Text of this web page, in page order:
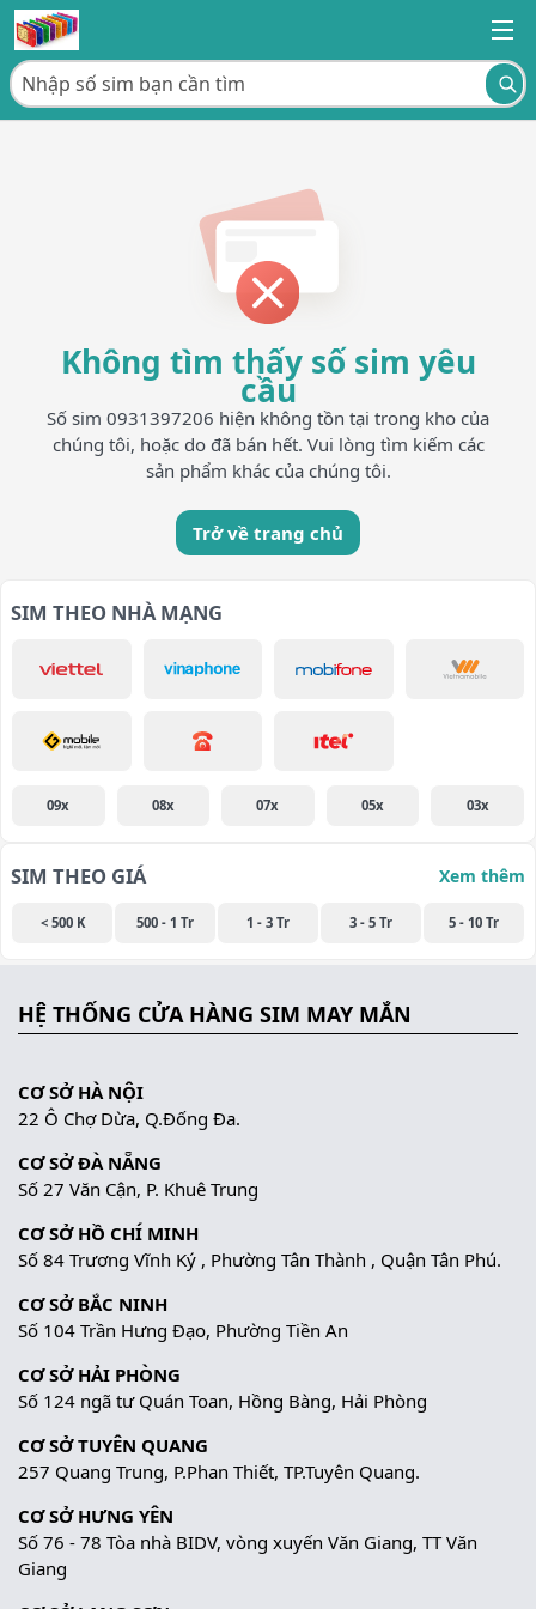
Không tìm thấy số sim yêu
cầu
Số sim 0931397206 hiện không tồn tại trong kho của
chúng tôi, hoặc do đã bán hết. Vui lòng tìm kiếm các
sản phẩm khác của chúng tôi.
Trở về trang chủ
SIM THEO NHÀ MẠNG
09x 08x 07x 05x 03x
SIM THEO GIÁ Xem thêm
< 500 K 500 - 1 Tr 1 - 3 Tr 3 - 5 Tr 5 - 10 Tr
HỆ THỐNG CỬA HÀNG SIM MAY MẮN
CƠ SỞ HÀ NỘI
22 Ô Chợ Dừa, Q.Đống Đa.
CƠ SỞ ĐÀ NẴNG
Số 27 Văn Cận, P. Khuê Trung
CƠ SỞ HỒ CHÍ MINH
Số 84 Trương Vĩnh Ký , Phường Tân Thành , Quận Tân Phú.
CƠ SỞ BẮC NINH
Số 104 Trần Hưng Đạo, Phường Tiền An
CƠ SỞ HẢI PHÒNG
Số 124 ngã tư Quán Toan, Hồng Bàng, Hải Phòng
CƠ SỞ TUYÊN QUANG
257 Quang Trung, P.Phan Thiết, TP.Tuyên Quang.
CƠ SỞ HƯNG YÊN
Số 76 - 78 Tòa nhà BIDV, vòng xuyến Văn Giang, TT Văn
Giang